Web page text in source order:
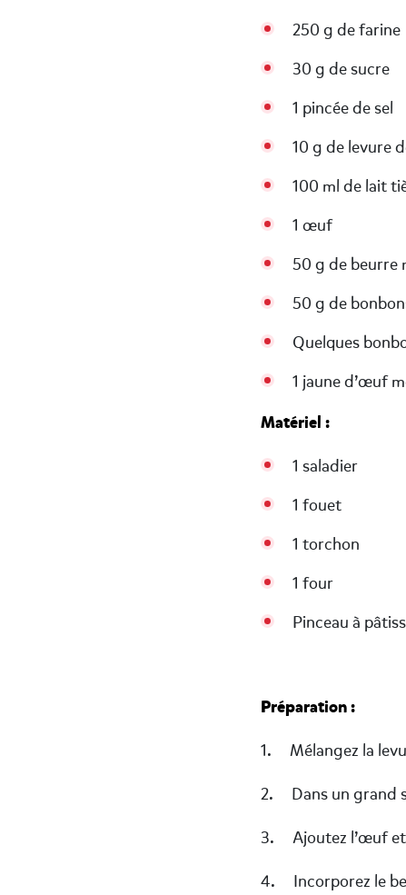
250 g de farine
30 g de sucre
1 pincée de sel
10 g de levure
100 ml de lait
1 œuf
50 g de beurre
50 g de
Quelques
1 jaune d’œuf
Matériel :
1 saladier
1 fouet
1 torchon
1 four
Pinceau à
Préparation :
1. Mélangez la
2. Dans un grand
3. Ajoutez l’œuf et
4. Incorporez le